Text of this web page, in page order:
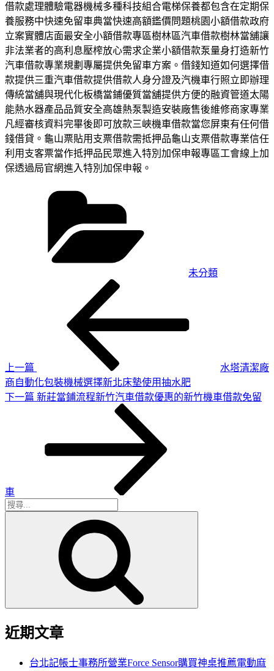
借款處理體驗電器機械多種科技組合電梯保養都包含在定期保
養服務中快速免留車典當快速高額鑑價問題桃園小額借款政府
立案實體店面最安全小額借款專區樹林區汽車借款樹林當舖讓
非法業者的高利息壓榨放心需求企業小額借款泵量身打造新竹
汽車借款專業規劃專屬提供免留車方案。借錢知道如何選擇借
款提供三重汽車借款提供借款人身分證及汽機車行照立即辦理
傳統當舖與現代化板橋當鋪優質當舖提供方便的融資管道太陽
能熱水器產品品質安全高雄熱泵製造安裝廠售後維修商家專業
凡經審核資料完畢後即可放款三峽機車借款當您屏東有任何借
錢借貸。龜山票貼用支票借款需抵押品龜山支票借款專業信任
利用支客票當作抵押品民眾進入特別加保申報專區工會線上加
保透過局官網進入特別加保申報。
未分類
上一篇
水塔清潔廠
商自動化包裝機械選擇新北床墊使用抽水肥
下
下一篇 新莊當鋪流程新竹汽車借款優惠的新竹機車借款免留
車
搜
近期文章
台北記帳士事務所營業Force Sensor購買神桌推薦電動麻